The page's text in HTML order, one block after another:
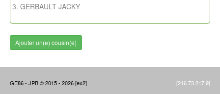
GERBAULT JACKY
Ajouter un(e) cousin(e)
GE86 - JPB © 2015 - 2026 [ex2] [216.73.217.9]